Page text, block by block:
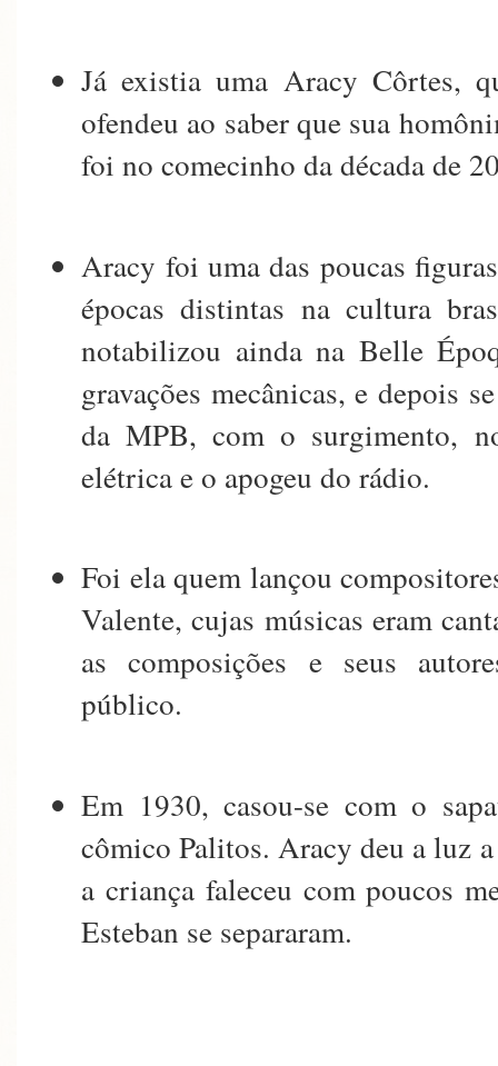
Já existia uma Aracy Côrtes,
ofendeu ao saber que sua
foi no comecinho da década de
Aracy foi uma das poucas
épocas distintas na cultura
notabilizou ainda na Belle
gravações mecânicas, e depois
da MPB, com o surgimento,
elétrica e o apogeu do rádio.
Foi ela quem lançou
Valente, cujas músicas eram
as composições e seus
público.
Em 1930, casou-se com o
cômico Palitos. Aracy deu a luz
a criança faleceu com poucos
Esteban se separaram.